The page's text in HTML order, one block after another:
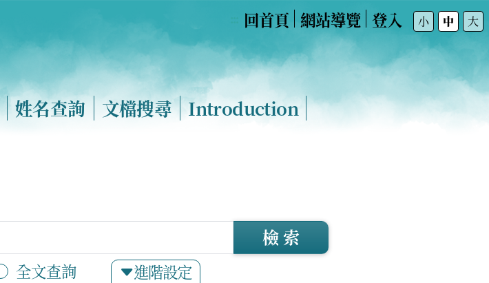
回首頁 網站導覽 登入 小 中 大
姓名查詢 文檔搜尋 Introduction
全文查詢 進階設定
檢 索